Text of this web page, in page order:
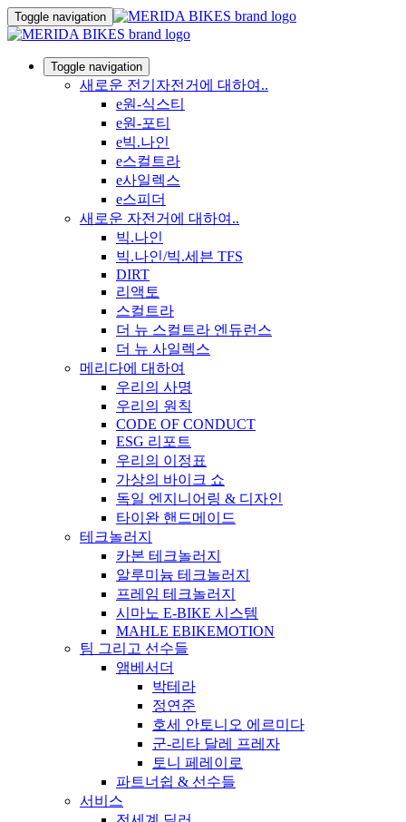
Toggle navigation
Toggle navigation
새로운 전기자전거에 대하여..
e원-식스티
e원-포티
e빅.나인
e스컬트라
e사일렉스
e스피더
새로운 자전거에 대하여..
빅.나인
빅.나인/빅.세븐 TFS
DIRT
리액토
스컬트라
더 뉴 스컬트라 엔듀런스
더 뉴 사일렉스
메리다에 대하여
우리의 사명
우리의 원칙
CODE OF CONDUCT
ESG 리포트
우리의 이정표
가상의 바이크 쇼
독일 엔지니어링 & 디자인
타이완 핸드메이드
테크놀러지
카본 테크놀러지
알루미늄 테크놀러지
프레임 테크놀러지
시마노 E-BIKE 시스템
MAHLE EBIKEMOTION
팀 그리고 선수들
앰베서더
박테라
정연준
호세 안토니오 에르미다
군-리타 달레 프레자
토니 페레이로
파트너쉽 & 선수들
서비스